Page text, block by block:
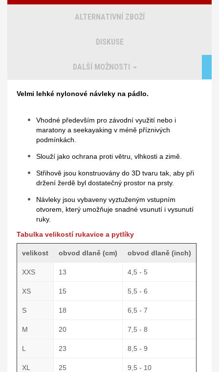
ALTERNATIVNÍ ZBOŽÍ
DISKUSE
DALŠÍ MOŽNOSTI
Velmi lehké nylonové návleky na pádlo.
Vhodné především pro závodní využití nebo i
maratony a seekayaking v méně příznivých
podmínkách.
Slouží jako ochrana proti větru, vlhkosti a zimě.
Střihově jsou konstruovány do 3D tvaru tak, aby při
držení žerdě byl dostatečný prostor na prsty.
Návleky jsou vybaveny vyztuženým vstupním
otvorem, který umožňuje snadné vsunutí i vysunutí
ruky.
Tabulka velikostí rukavice a pytlíky
velikost obvod dlaně (cm) obvod dlaně (inch)
XXS 13 4,5 - 5
XS 15 5,5 - 6
S 18 6,5 - 7
M 20 7,5 - 8
L 23 8,5 - 9
XL 25 9,5 - 10